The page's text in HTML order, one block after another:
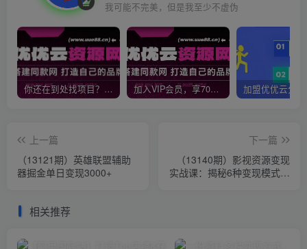
我可能不完美，但是我至少不虚伪
你还在到处找项目？还在当韭菜？我靠网创资源站一个月收入5万+，曾经我也是个失败者。 加入VIP会员，享70%的推广提成，免费学习多种网上创业课程，菜鸟秒变大神！
上一篇
（13121期）英雄联盟辅助
器掘金单日变现3000+
下一篇
（13140期）影视资源变现
实战课：揭秘6种变现模式，
相关推荐